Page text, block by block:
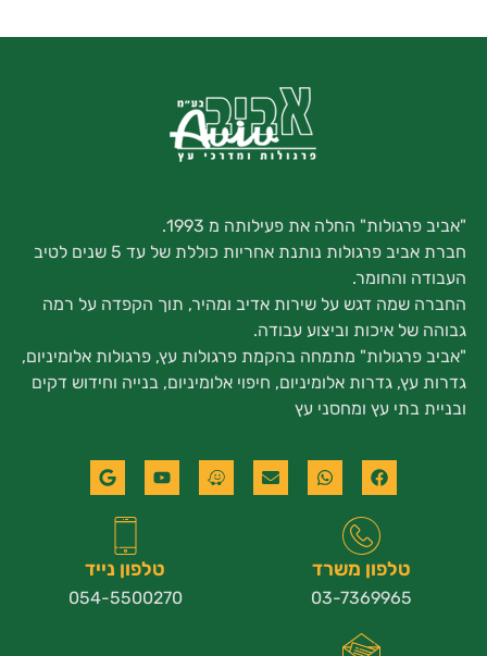
"אביב פרגולות" החלה את פעילותה מ 1993.
חברת אביב פרגולות נותנת אחריות כוללת של עד 5 שנים לטיב
העבודה והחומר.
החברה שמה דגש על שירות אדיב ומהיר, תוך הקפדה על רמה
גבוהה של איכות וביצוע עבודה.
"אביב פרגולות" מתמחה בהקמת פרגולות עץ, פרגולות אלומיניום,
גדרות עץ, גדרות אלומיניום, חיפוי אלומיניום, בנייה וחידוש דקים
ובניית בתי עץ ומחסני עץ
טלפון משרד
03-7369965
טלפון נייד
054-5500270